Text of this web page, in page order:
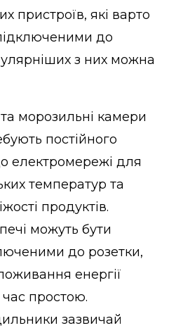
пристроїв, які варто
до
з них можна
морозильні камери
постійного
електромережі для
температур та
продуктів.
можуть бути
до розетки,
енергії
час простою.
зазвичай